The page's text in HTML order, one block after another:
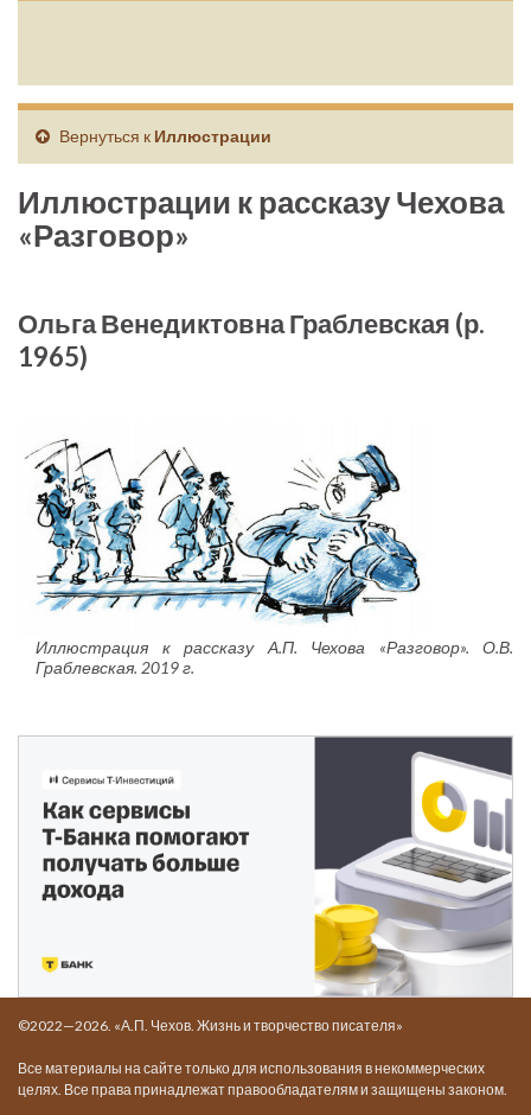
Вернуться к Иллюстрации
Иллюстрации к рассказу Чехова
«Разговор»
Ольга Венедиктовна Граблевская (р.
1965)
Иллюстрация к рассказу А.П. Чехова «Разговор». О.В.
Граблевская. 2019 г.
©2022—2026. «А.П. Чехов. Жизнь и творчество писателя»
Все материалы на сайте только для использования в некоммерческих
целях. Все права принадлежат правообладателям и защищены законом.